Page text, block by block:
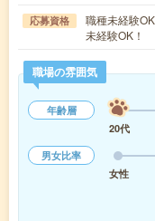
応募資格
職種未経験
未経験OK！
職場の雰囲気
年齢層
20代
男女比率
女性